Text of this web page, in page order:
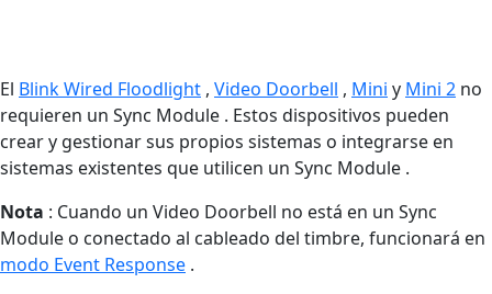
El Blink Wired Floodlight , Video Doorbell , Mini y Mini 2 no
requieren un Sync Module . Estos dispositivos pueden
crear y gestionar sus propios sistemas o integrarse en
sistemas existentes que utilicen un Sync Module .
Nota : Cuando un Video Doorbell no está en un Sync
Module o conectado al cableado del timbre, funcionará en
modo Event Response .